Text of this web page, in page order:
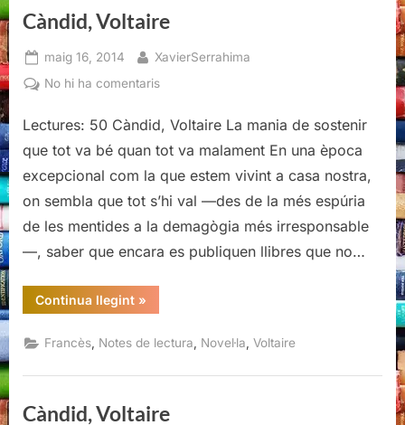
Càndid, Voltaire
Posted
on
maig 16, 2014 By
XavierSerrahima
No hi ha comentarisa
Voltaire
Lectures: 50 Càndid, Voltaire La mania de sostenir
que tot va bé quan tot va malament En una època
excepcional com la que estem vivint a casa nostra,
on sembla que tot s’hi val —des de la més espúria
de les mentides a la demagògia més irresponsable
—, saber que encara es publiquen llibres que no…
Continua llegint“Càndid,
Voltaire”
»
Francès Notes de lectura Novel·la ,Voltaire
Càndid, Voltaire